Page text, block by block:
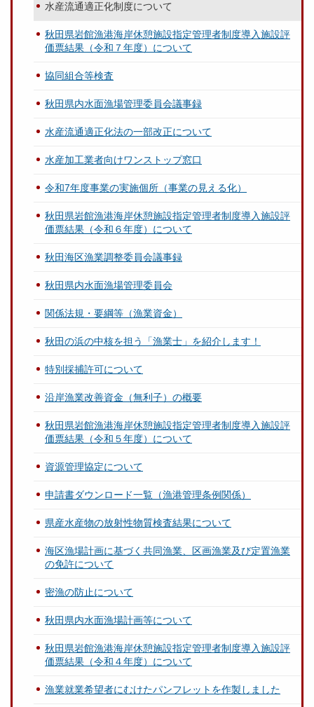
水産流通適正化制度について
秋田県岩館漁港海岸休憩施設指定管理者制度導入施設評
価票結果（令和７年度）について
協同組合等検査
秋田県内水面漁場管理委員会議事録
水産流通適正化法の一部改正について
水産加工業者向けワンストップ窓口
令和7年度事業の実施個所（事業の見える化）
秋田県岩館漁港海岸休憩施設指定管理者制度導入施設評
価票結果（令和６年度）について
秋田海区漁業調整委員会議事録
秋田県内水面漁場管理委員会
関係法規・要綱等（漁業資金）
秋田の浜の中核を担う「漁業士」を紹介します！
特別採捕許可について
沿岸漁業改善資金（無利子）の概要
秋田県岩館漁港海岸休憩施設指定管理者制度導入施設評
価票結果（令和５年度）について
資源管理協定について
申請書ダウンロード一覧（漁港管理条例関係）
県産水産物の放射性物質検査結果について
海区漁場計画に基づく共同漁業、区画漁業及び定置漁業
の免許について
密漁の防止について
秋田県内水面漁場計画等について
秋田県岩館漁港海岸休憩施設指定管理者制度導入施設評
価票結果（令和４年度）について
漁業就業希望者にむけたパンフレットを作製しました